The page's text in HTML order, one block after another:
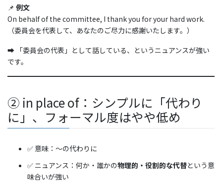
📌 例文
On behalf of the committee, I thank you for your hard work.
（委員会を代表して、あなたのご尽力に感謝いたします。）
➡️ 「委員会の代表」として話している、というニュアンスが強い
です。
② in place of：シンプルに「代わり
に」、フォーマル度はやや低め
✅ 意味：〜の代わりに
✅ ニュアンス：何か・誰かの物理的・役割的な代替という意
味合いが強い